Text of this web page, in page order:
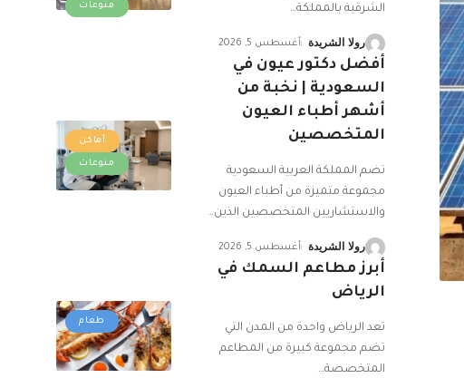
منوعات
الشرقية بالمملكة…
رولا الشريدة أغسطس 5, 2026
أماكن
منوعات
أفضل دكتور عيون في
السعودية | نخبة من
أشهر أطباء العيون
المتخصصين
تضم المملكة العربية السعودية
مجموعة متميزة من أطباء العيون
والاستشاريين المتخصصين الذين…
رولا الشريدة أغسطس 5, 2026
طعام
أبرز مطاعم السمك في
الرياض
تعد الرياض واحدة من المدن التي
تضم مجموعة كبيرة من المطاعم
المتخصصة…